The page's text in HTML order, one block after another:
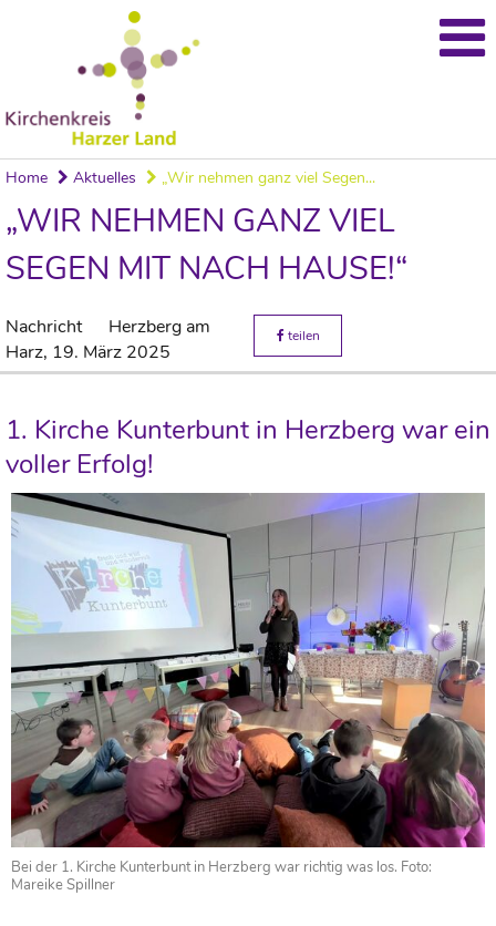
Home Aktuelles „Wir nehmen ganz viel Segen...
„WIR NEHMEN GANZ VIEL
SEGEN MIT NACH HAUSE!“
Nachricht
Herzberg am
Harz, 19. März 2025
teilen
1. Kirche Kunterbunt in Herzberg war ein
voller Erfolg!
Bei der 1. Kirche Kunterbunt in Herzberg war richtig was los. Foto:
Mareike Spillner